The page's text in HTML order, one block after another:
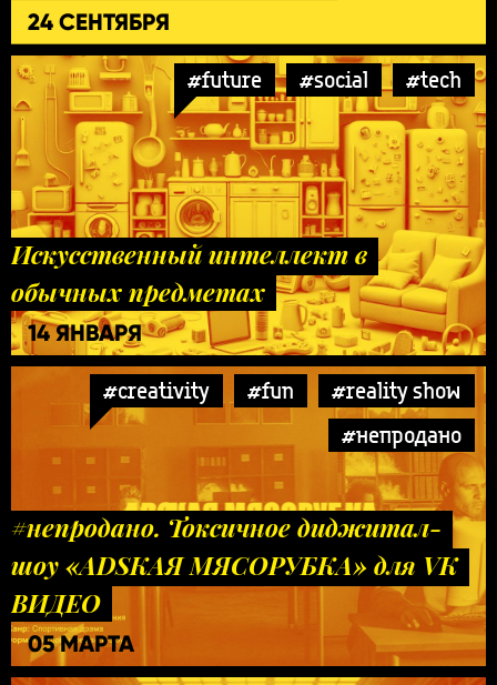
24 СЕНТЯБРЯ
#future #social #tech
Искусственный интеллект в
обычных предметах
14 ЯНВАРЯ
#creativity #fun
#reality show
#непродано
#непродано. Токсичное диджитал-
шоу «ADSКАЯ МЯСОРУБКА» для VK
ВИДЕО
05 МАРТА